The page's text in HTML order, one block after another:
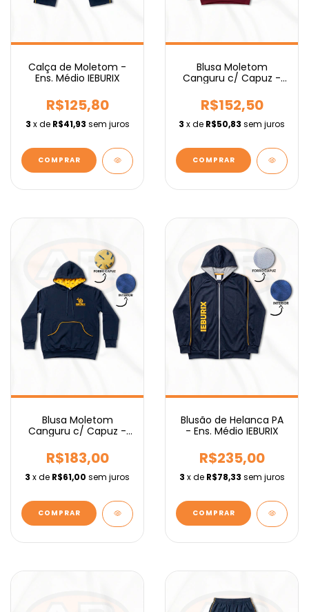
Calça de Moletom -
Ens. Médio IEBURIX
R$125,80
3 x de R$41,93 sem juros
COMPRAR
Blusa Moletom
Canguru c/ Capuz -
IEBURIX
R$152,50
3 x de R$50,83 sem juros
COMPRAR
Blusa Moletom
Canguru c/ Capuz -
R$183,00
3 x de R$61,00 sem juros
COMPRAR
Blusão de Helanca PA
- Ens. Médio IEBURIX
R$235,00
3 x de R$78,33 sem juros
COMPRAR